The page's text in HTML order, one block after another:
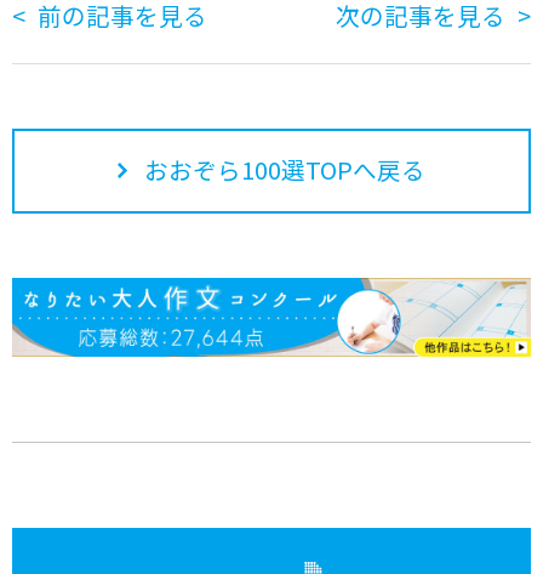
前の記事を見る 次の記事を見る
おおぞら100選TOPへ戻る